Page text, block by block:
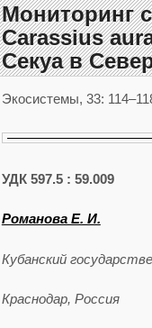
Мониторинг
Carassius
Секуа в
Экосистемы, 33:
УДК 597.5 : 59.009
Романова Е. И.
Кубанский
Краснодар, Россия